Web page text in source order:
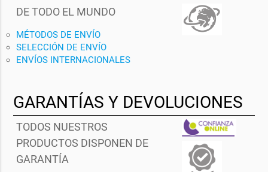
DE TODO EL MUNDO
MÉTODOS DE ENVÍO
SELECCIÓN DE ENVÍO
ENVÍOS INTERNACIONALES
GARANTÍAS Y DEVOLUCIONES
TODOS NUESTROS
PRODUCTOS DISPONEN DE
GARANTÍA